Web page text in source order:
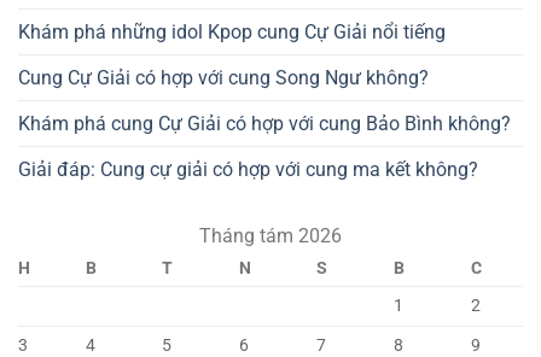
Khám phá những idol Kpop cung Cự Giải nổi tiếng
Cung Cự Giải có hợp với cung Song Ngư không?
Khám phá cung Cự Giải có hợp với cung Bảo Bình không?
Giải đáp: Cung cự giải có hợp với cung ma kết không?
Tháng tám 2026
H B T N S B
C
1
2
3
4 5 6 7 8
9